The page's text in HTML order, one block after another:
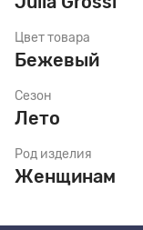
Цвет товара
Бежевый
Сезон
Лето
Род изделия
Женщинам
Шнурки
Щетки